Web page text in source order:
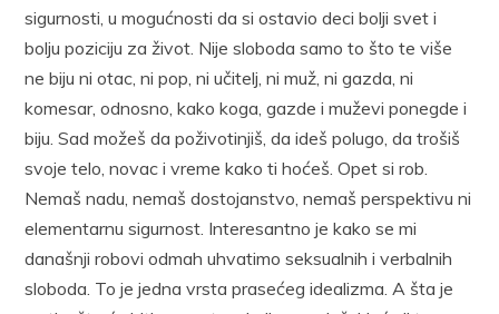
sigurnosti, u mogućnosti da si ostavio deci bolji svet i
bolju poziciju za život. Nije sloboda samo to što te više
ne biju ni otac, ni pop, ni učitelj, ni muž, ni gazda, ni
komesar, odnosno, kako koga, gazde i muževi ponegde i
biju. Sad možeš da poživotinjiš, da ideš polugo, da trošiš
svoje telo, novac i vreme kako ti hoćeš. Opet si rob.
Nemaš nadu, nemaš dostojanstvo, nemaš perspektivu ni
elementarnu sigurnost. Interesantno je kako se mi
današnji robovi odmah uhvatimo seksualnih i verbalnih
sloboda. To je jedna vrsta prasećeg idealizma. A šta je